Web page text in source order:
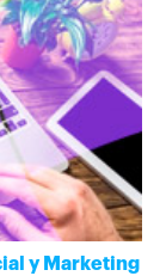
y Marketing